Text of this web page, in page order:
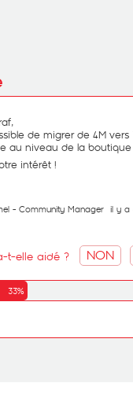
de migrer de 4M
au niveau de la boutique
intérêt !
- Community Manager il y a
t-elle aidé ? NON
33%